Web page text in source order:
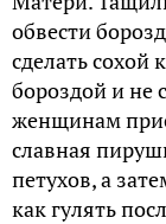
обвести
сделать сохой
бороздой и не
женщинам
славная
петухов, а
как гулять